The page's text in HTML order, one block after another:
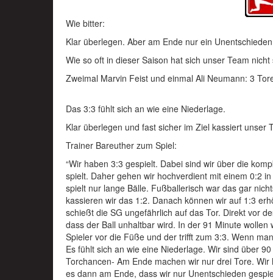
Wie bitter:
Klar überlegen. Aber am Ende nur ein Unentschieden
Wie so oft in dieser Saison hat sich unser Team nicht
Zweimal Marvin Feist und einmal Ali Neumann: 3
Das 3:3 fühlt sich an wie eine Niederlage.
Klar überlegen und fast sicher im Ziel kassiert unser
Trainer Bareuther zum Spiel:
“Wir haben 3:3 gespielt. Dabei sind wir über die
spielt. Daher gehen wir hochverdient mit einem 0:2
spielt nur lange Bälle. Fußballerisch war das gar
kassieren wir das 1:2. Danach können wir auf 1:3
schießt die SG ungefährlich auf das Tor. Direkt vor
dass der Ball unhaltbar wird. In der 91 Minute
Spieler vor die Füße und der trifft zum 3:3. Wenn
Es fühlt sich an wie eine Niederlage. Wir sind über
Torchancen- Am Ende machen wir nur drei Tore.
es dann am Ende, dass wir nur Unentschieden